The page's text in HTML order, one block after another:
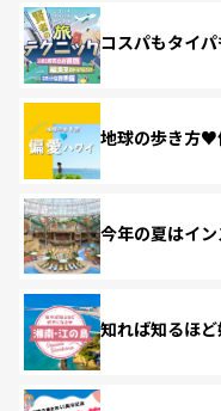
コスパもタイ
地球の歩き方♥
今年の夏はイン
知れば知るほ